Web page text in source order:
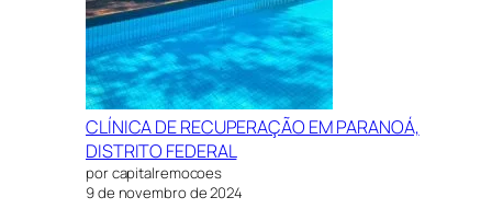
CLÍNICA DE RECUPERAÇÃO EM PARANOÁ,
DISTRITO FEDERAL
por capitalremocoes
9 de novembro de 2024